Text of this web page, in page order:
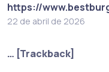
https://
22 de abril de 2026
… [Trackback]